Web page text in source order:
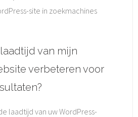
site in zoekmachines
van mijn
verbeteren voor
laadtijd van uw WordPress-